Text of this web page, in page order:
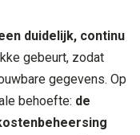
duidelijk, continu
gebeurt, zodat
gegevens. Op
behoefte: de